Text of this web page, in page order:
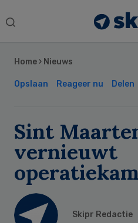
Search
Home › Nieuws
Opslaan Reageer nu Delen
Sint
vernieuwt
Skipr Redactie
Sidebar